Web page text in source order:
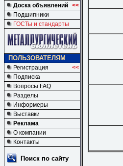
Доска объявлений <<
Подшипники
ГОСТы и стандарты
ПОЛЬЗОВАТЕЛЯМ
Регистрация
<<
Подписка
Вопросы FAQ
Разделы
Информеры
Выставки
Реклама
О компании
Контакты
Поиск по сайту